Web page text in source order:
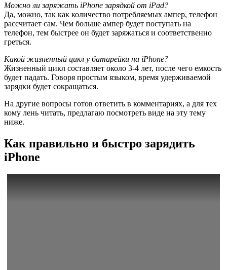
Можно ли заряжать iPhone зарядкой от iPad?
Да, можно, так как количество потребляемых ампер, телефон
рассчитает сам. Чем больше ампер будет поступать на
телефон, тем быстрее он будет заряжаться и соответственно
греться.
Какой жизненный цикл у батарейки на iPhone?
Жизненный цикл составляет около 3-4 лет, после чего емкость
будет падать. Говоря простым языком, время удерживаемой
зарядки будет сокращаться.
На другие вопросы готов ответить в комментариях, а для тех
кому лень читать, предлагаю посмотреть виде на эту тему
ниже.
Как правильно и быстро зарядить
iPhone